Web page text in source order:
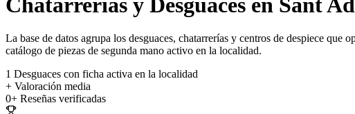
La base de datos agrupa los desguaces, chatarrerías y centros de despiece
catálogo de piezas de segunda mano activo en la localidad.
1 Desguaces con ficha activa en la localidad
+ Valoración media
0+ Reseñas verificadas